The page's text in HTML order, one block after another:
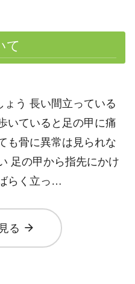
て
ょう 長い間立っている
いていると足の甲に痛
も骨に異常は見られな
足の甲から指先にかけ
らく立っ…
る arrow_forward